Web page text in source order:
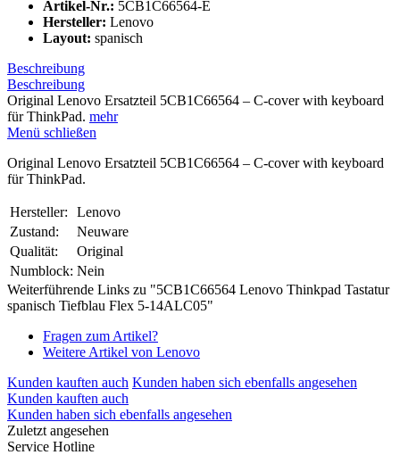
Artikel-Nr.: 5CB1C66564-E
Hersteller: Lenovo
Layout: spanisch
Beschreibung
Beschreibung
Original Lenovo Ersatzteil 5CB1C66564 – C-cover with keyboard
für ThinkPad. mehr
Menü schließen
Original Lenovo Ersatzteil 5CB1C66564 – C-cover with keyboard
für ThinkPad.
Hersteller:
Lenovo
Zustand:
Neuware
Qualität:
Original
Numblock: Nein
Weiterführende Links zu "5CB1C66564 Lenovo Thinkpad Tastatur
spanisch Tiefblau Flex 5-14ALC05"
Fragen zum Artikel?
Weitere Artikel von Lenovo
Kunden kauften auch Kunden haben sich ebenfalls angesehen
Kunden kauften auch
Kunden haben sich ebenfalls angesehen
Zuletzt angesehen
Service Hotline